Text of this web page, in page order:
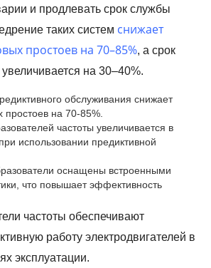
и продлевать срок службы
таких систем снижает
простоев на 70–85%, а срок
на 30–40%.
обслуживания снижает
простоев на 70-85%.
частоты увеличивается в
использовании предиктивной
оснащены встроенными
что повышает эффективность
частоты обеспечивают
работу электродвигателей в
эксплуатации.